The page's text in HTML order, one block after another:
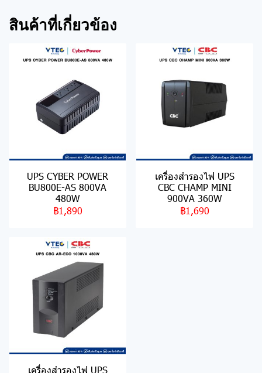
สินค้าที่เกี่ยวข้อง
UPS CYBER POWER
BU800E-AS 800VA
480W
฿1,890
เครื่องสำรองไฟ UPS
CBC CHAMP MINI
900VA 360W
฿1,690
เครื่องสำรองไฟ UPS